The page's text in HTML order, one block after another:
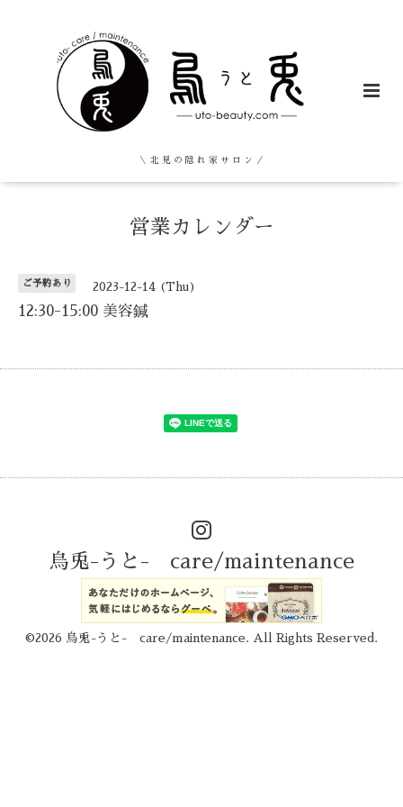
＼ 北 見 の 隠 れ 家 サ ロ ン ／
営業カレンダー
ご予約あり 2023-12-14 (Thu)
12:30-15:00 美容鍼
烏兎-うと- care/maintenance
©2026 烏兎-うと- care/maintenance . All Rights Reserved.